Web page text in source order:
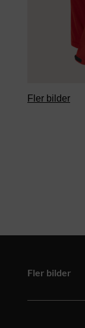
Fler bilder
Fler bilder